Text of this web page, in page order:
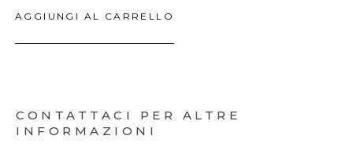
AGGIUNGI AL CARRELLO
CONTATTACI PER ALTRE
INFORMAZIONI